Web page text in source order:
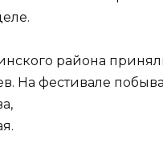
района
На фестивале